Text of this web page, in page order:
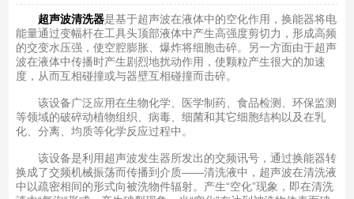
超声波清洗器是基于超声波在液体中的空化作用，换能器将电
能量通过变幅杆在工具头顶部液体中产生高强度剪切力，形成高频
的交变水压强，使空腔膨胀、爆炸将细胞击碎。另一方面由于超声
波在液体中传播时产生剧烈地扰动作用，使颗粒产生很大的加速
度，从而互相碰撞或与器壁互相碰撞而击碎。
该设备广泛应用在生物化学、医学制药、食品检测、环保监测
等领域的破碎动植物组织、病毒、细菌和其它细胞结构以及在乳
化、分离、均质等化学反应过程中。
该设备是利用超声波发生器所发出的交频讯号，通过换能器转
换成了交频机械振荡而传播到介质——清洗液中，超声波在清洗液
中以疏密相间的形式向被洗物件辐射。产生“空化”现象，即在清洗